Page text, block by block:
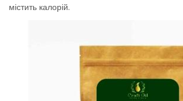
містить калорій.